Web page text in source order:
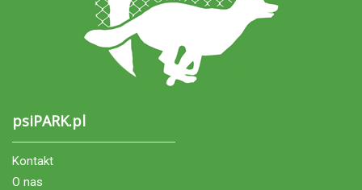
psiPARK.pl
Kontakt
O nas